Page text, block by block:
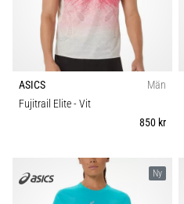
ASICS
Män
Fujitrail Elite- Vit
850 kr
Ny